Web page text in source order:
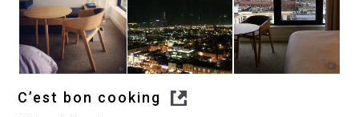
C’est bon cooking